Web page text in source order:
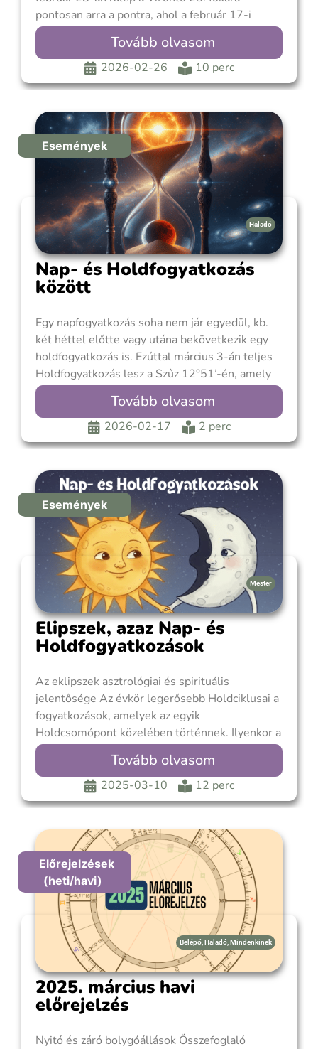
pontosan arra a pontra, ahol a február 17-i
gyűrűs napfogyatkozás végbement. Ezt az
érkezést egy feszült kvadrát fényszög kíséri a
Bika jegyében haladó Uránusz felé, miközben a
Nap a Halakban találkozik a felszálló
Tovább olvasom
2026-02-26 10 perc
Események
Haladó
Nap- és Holdfogyatkozás
között
Egy napfogyatkozás soha nem jár egyedül, kb.
két héttel előtte vagy utána bekövetkezik egy
holdfogyatkozás is. Ezúttal március 3-án teljes
Holdfogyatkozás lesz a Szűz 12°51’-én, amely
hazánkból is megfigyelhető lenne, ha nem
napközben történne. Ezért a február 17. és a
március 3. közötti időszak kiemelten fontos. A
két esemény kiegészíti
Tovább olvasom
2026-02-17 2 perc
Események
Mester
Elipszek, azaz Nap- és
Holdfogyatkozások
Az eklipszek asztrológiai és spirituális
jelentősége Az évkör legerősebb Holdciklusai a
fogyatkozások, amelyek az egyik
Holdcsomópont közelében történnek. Ilyenkor a
Nap és a Hold nemcsak azonos hosszúsági, de
azonos szélességi fokon is áll. Mindig párban
járnak, a Napfogyatkozást két héttel előbb vagy
később Holdfogyatkozás követi. Egy évben
Tovább olvasom
2025-03-10 12 perc
Előrejelzések
(heti/havi)
Belépő Haladó Mindenkinek
2025. március havi
előrejelzés
Nyitó és záró bolygóállások Összefoglaló